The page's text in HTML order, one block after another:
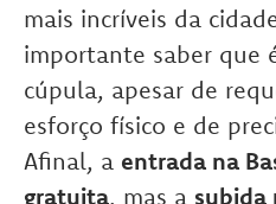
mais incríveis da
importante saber que
cúpula, apesar de
esforço físico e de
Afinal, a entrada na
gratuita, mas a subida